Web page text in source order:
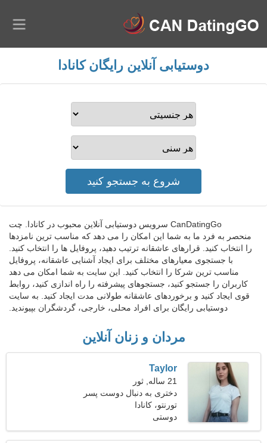
دوستیابی آنلاین رایگان کانادا
CanDatingGo سرویس دوستیابی آنلاین محبوب در کانادا. چت
منحصر به فرد ما به شما این امکان را می دهد که مناسب ترین نامزدها
را انتخاب کنید. قرارهای عاشقانه ترتیب دهید، پروفایل ها را انتخاب کنید.
با جستجوی معیارهای مختلف برای ایجاد آشنایی عاشقانه، پروفایل
مناسب ترین شرکا را انتخاب کنید. این سایت به شما امکان می دهد
کاربران را جستجو کنید، جستجوهای پیشرفته را راه اندازی کنید، روابط
قوی ایجاد کنید و برخوردهای عاشقانه طولانی مدت ایجاد کنید. به سایت
دوستیابی رایگان برای افراد محلی، خارجی، گردشگران بپیوندید.
مردان و زنان آنلاین
Taylor
21 ساله, ثور
دختری به دنبال دوست پسر
26-33
تورنتو، کانادا
دوستی